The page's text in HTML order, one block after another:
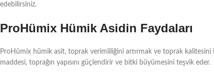
edebilirsiniz.
ProHümix Hümik Asidin Faydaları
ProHümix hümik asit, toprak verimliliğini artırmak ve toprak
maddesi, toprağın yapısını güçlendirir ve bitki büyümesini teşvik eder.